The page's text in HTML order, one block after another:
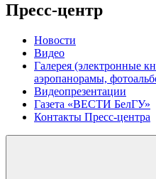
Пресс-центр
Новости
Видео
Галерея (электронные
аэропанорамы,
Видеопрезентации
Газета «ВЕСТИ БелГУ»
Контакты Пресс-центра